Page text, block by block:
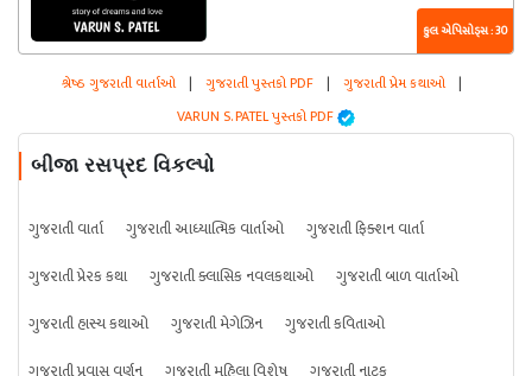
કુલ એપિસોડ્સ : 30
શ્રેષ્ઠ ગુજરાતી વાર્તાઓ | ગુજરાતી પુસ્તકો PDF | ગુજરાતી પ્રેમ કથાઓ |
VARUN S. PATEL પુસ્તકો PDF
બીજા રસપ્રદ વિકલ્પો
ગુજરાતી વાર્તા ગુજરાતી આધ્યાત્મિક વાર્તાઓ
ગુજરાતી ફિક્શન વાર્તા
ગુજરાતી પ્રેરક કથા
ગુજરાતી ક્લાસિક નવલકથાઓ
ગુજરાતી બાળ વાર્તાઓ
ગુજરાતી હાસ્ય કથાઓ
ગુજરાતી મેગેઝિન
ગુજરાતી કવિતાઓ